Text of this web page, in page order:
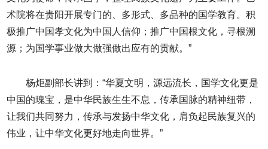
术院将在贵阳开展专门的、多形式、多品种的国学教育。积
极推广中国孝文化为中国人信仰；推广中国根文化，寻根溯
源；为国学事业做大做强做出应有的贡献。”
杨炬副部长讲到：“华夏文明，源远流长，国学文化更是
中国的瑰宝，是中华民族生生不息，传承国脉的精神纽带，
让我们共同努力，传承与发扬中华文化，肩负起民族复兴的
伟业，让中华文化更好地走向世界。”